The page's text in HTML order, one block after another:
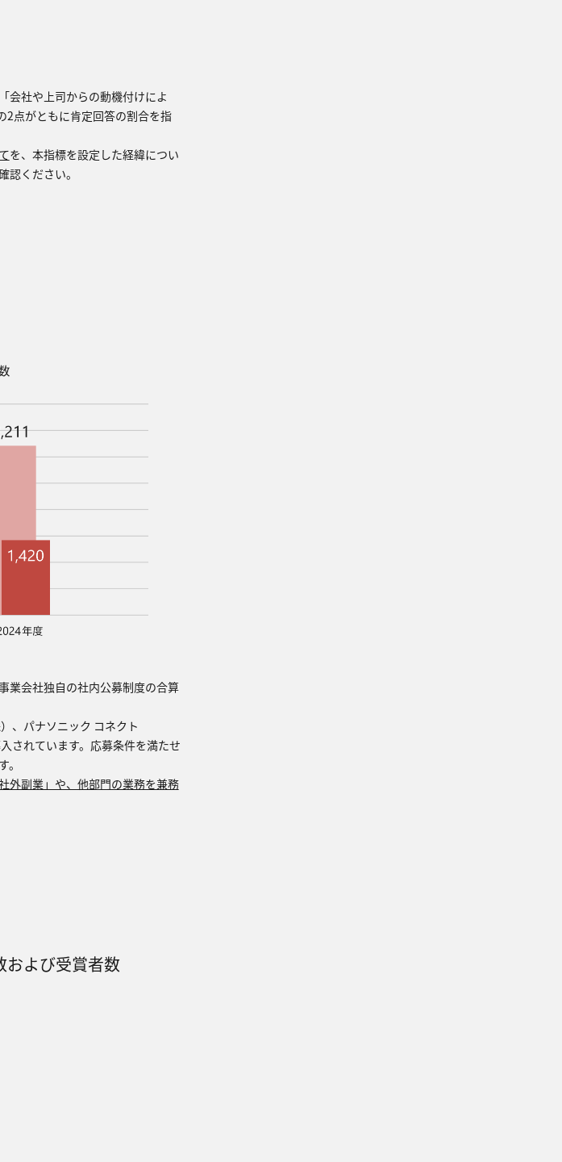
会社や上司からの動機付けによ
2点がともに肯定回答の割合を指
を、本指標を設定した経緯につい
認ください。
業会社独⾃の社内公募制度の合算
、パナソニック コネクト
されています。応募条件を満たせ
社外副業」や、他部⾨の業務を兼務
および受賞者数